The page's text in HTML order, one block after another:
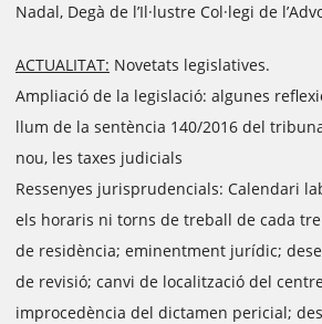
Nadal, Degà de l’Il·lustre Col·legi de
ACTUALITAT: Novetats legislatives.
Ampliació de la legislació: algunes
llum de la sentència 140/2016 del
nou, les taxes judicials
Ressenyes jurisprudencials: Calendari
els horaris ni torns de treball de cada
de residència; eminentment jurídic;
de revisió; canvi de localització del
improcedència del dictamen pericial;